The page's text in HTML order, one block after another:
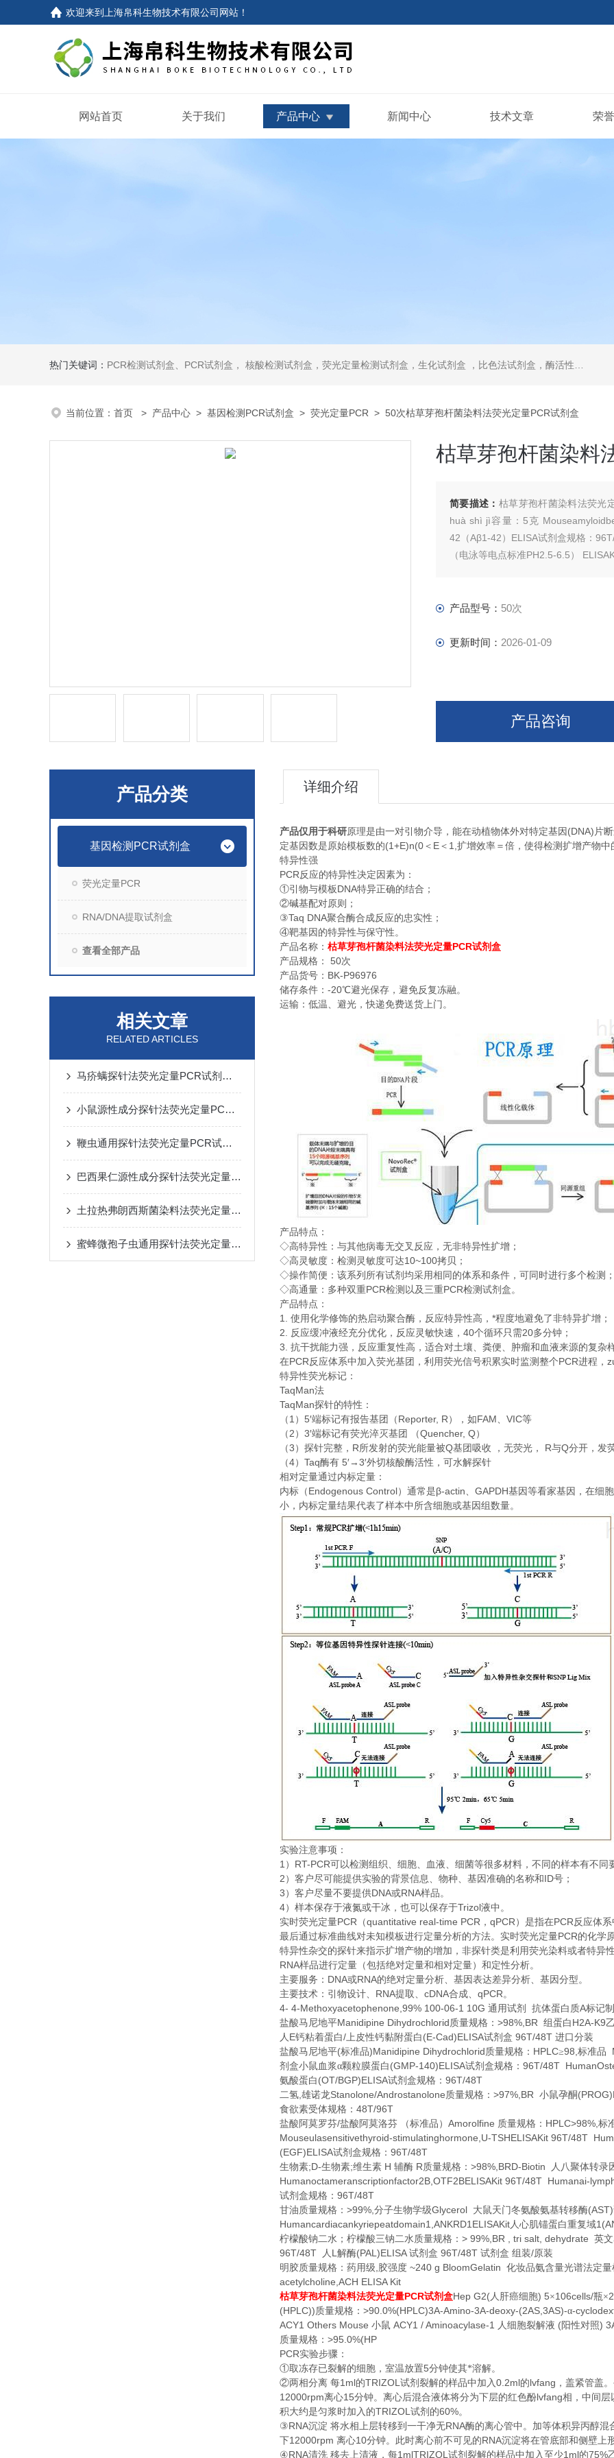
欢迎来到 上海帛科生物技术有限公司网站 ！
网站首页 关于我们 产品中心 新闻中心 技术文章 荣
热门关键词： PCR检测试剂盒、PCR试剂盒， 核酸检测试剂盒，荧光定量检测试剂盒，生化试剂盒 ，比色法试剂盒，酶活性检测试剂盒，ELISA试剂盒，酶联免疫检测试剂盒，试剂盒，ELISA试剂盒，抗体，重组蛋白，分光光度法检测试剂盒，细胞株，原代细胞，细胞培养基，标准溶液产品。代理并销售进口SIGMA试剂、abcam抗体、R&D抗体、CST抗体、ATCC细胞、BD公司、GE公司公司产品。
当前位置： 首页 > 产品中心 > 基因检测PCR试剂盒 > 荧光定量PCR > 50次枯草芽孢杆菌染料法荧光定量PCR试剂盒
枯草芽孢杆菌染料
简要描述： 枯草芽孢杆菌染料法荧光
huà shì jì容量：5克
42（Aβ1-42）ELISA试剂盒规格：
（电泳等电点标准PH2.5-6.5）
产品型号： 50次
更新时间： 2026-01-09
产品咨询
产品分类
基因检测PCR试剂盒
荧光定量PCR
RNA/DNA提取试剂盒
查看全部产品
相关文章
RELATED ARTICLES
马疥螨探针法荧光定量PCR试剂盒反应流程常规程序
小鼠源性成分探针法荧光定量PCR试剂盒实验注意事项
鞭虫通用探针法荧光定量PCR试剂盒实验规则
巴西果仁源性成分探针法荧光定量PCR试剂盒​使用方法
土拉热弗朗西斯菌染料法荧光定量PCR试剂盒实验注意事项
蜜蜂微孢子虫通用探针法荧光定量PCR试剂盒注意事项
详细介绍
产品仅用于科研原理是由一对引物介导，能在动植物体外对特定基因 (DNA) 片
定基因数是原始模板数的(1+E)n(0 ＜ E ＜ 1, 扩增效率＝倍，使得检测扩增产物
特异性强
PCR反应的特异性决定因素为：
①引物与模板 DNA特异正确的结合；
②碱基配对原则；
③Taq DNA聚合酶合成反应的忠实性；
④靶基因的特异性与保守性。
产品名称： 枯草芽孢杆菌染料法荧光定量PCR试剂盒
产品规格：
50次
产品货号： BK-P96976
储存条件： -20℃避光保存，避免反复冻融。
运输：低温、避光，快递免费送货上门。
产品特点：
◇高特异性：与其他病毒无交叉反应，无非特异性扩增；
◇高灵敏度：检测灵敏度可达10~100拷贝；
◇操作简便：该系列所有试剂均采用相同的体系和条件，可同时进行多个检测
◇高通量：多种双重PCR检测以及三重PCR检测试剂盒。
产品特点：
1. 使用化学修饰的热启动聚合酶，反应特异性高， *程度地避免了非特异扩增；
2. 反应缓冲液经充分优化，反应灵敏快速， 40个循环只需20多分钟；
3. 抗干扰能力强，反应重复性高，适合对土壤、粪便、肿瘤和血液来源的复杂
在PCR反应体系中加入荧光基团，利用荧光信号积累实时监测整个PCR进程，
特异性荧光标记：
TaqMan法
TaqMan探针的特性：
（ 1 ） 5′端标记有报告基团（ Reporter, R ），如FAM、 VIC等
（ 2 ） 3′端标记有荧光淬灭基团 （Quencher, Q）
（3 ）探针完整， R所发射的荧光能量被Q基团吸收 ，无荧光， R与Q分开，发
（4） Taq酶有 5′→3′外切核酸酶活性，可水解探针
相对定量通过内标定量：
内标（ Endogenous Control）通常是β-actin、 GAPDH基因等看家基因，在细
小，内标定量结果代表了样本中所含细胞或基因组数量。
实验注意事项：
1 ） RT-PCR可以检测组织、细胞、血液、细菌等很多材料，不同的样本有不
2 ）客户尽可能提供实验的背景信息、物种、基因准确的名称和 ID号；
3 ）客户尽量不要提供DNA或RNA样品。
4）样本保存于液氮或干冰，也可以保存于Trizol液中。
实时荧光定量PCR （quantitative real-time PCR ， qPCR ）是指在PCR反应体
最后通过标准曲线对未知模板进行定量分析的方法。实时荧光定量PCR的化学
特异性杂交的探针来指示扩增产物的增加，非探针类是利用荧光染料或者特异
RNA样品进行定量（包括绝对定量和相对定量）和定性分析。
主要服务： DNA或RNA的绝对定量分析、基因表达差异分析、基因分型。
主要技术：引物设计、 RNA提取、 cDNA合成、 qPCR。
4- 4-Methoxyacetophenone,99% 100-06-1 10G 通用试剂 抗体蛋白质A标记
盐酸马尼地平Manidipine Dihydrochlorid质量规格： >98%,BR 组蛋白 H2A-K9
人 E钙粘着蛋白/上皮性钙黏附蛋白 (E-Cad)ELISA试剂盒 96T/48T 进口分装
盐酸马尼地平(标准品)Manidipine Dihydrochlorid质量规格： HPLC≥98, 标准品
剂盒小鼠血浆α颗粒膜蛋白 (GMP-140)ELISA试剂盒规格： 96T/48T
氨酸蛋白 (OT/BGP)ELISA试剂盒规格： 96T/48T
二氢 雄诺龙Stanolone/Androstanolone质量规格： >97%,BR 小鼠孕酮
食欲素受体规格： 48T/96T
盐酸阿莫罗芬/盐酸阿莫洛芬 （标准品） Amorolfine 质量规格： HPLC>98%, 标
Mouseulasensitivethyroid-stimulatinghormone,U-TSHELISAKit 96T/48T
(EGF)ELISA试剂盒规格： 96T/48T
生物素;D-生物素;维生素 H 辅酶 R质量规格： >98%,BRD-Biotin 人八聚体转录
Humanoctameranscriptionfactor2B,OTF2BELISAKit 96T/48T Humanai-
试剂盒规格： 96T/48T
甘油质量规格： >99%, 分子生物学级Glycerol 大鼠天门冬氨酸氨基转移酶(AST)
Humancardiacankyriepeatdomain1,ANKRD1ELISAKit人心肌锚蛋白重复域
柠檬酸钠二水；柠檬酸三钠二水质量规格： > 99%,BR , tri salt, dehydrate 英
96T/48T 人 L 解酶(PAL)ELISA 试剂盒 96T/48T 试剂盒 组装/原装
明胶质量规格：药用级 胶强度 ~240 g BloomGelatin 化妆品氨含量光谱法定
acetylcholine,ACH ELISA Kit
枯草芽孢杆菌染料法荧光定量PCR试剂盒Hep G2(人肝癌细胞) 5×106cells/瓶×
(HPLC))质量规格： >90.0%(HPLC)3A-Amino-3A-deoxy-(2AS,3AS)-α-
ACY1 Others Mouse 小鼠 ACY1 / Aminoacylase-1 人细胞裂解液 (阳性对照)
质量规格： >95.0%(HP
PCR实验步骤：
①取冻存已裂解的细胞，室温放置5分钟使其*溶解。
②两相分离 每1ml的TRIZOL 试剂裂解的样品中加入0.2ml的lvfang ，盖紧管盖
12000rpm离心15分钟。离心后混合液体将分为下层的红色酚lvfang相，中间层
积大约是匀浆时加入的TRIZOL 试剂的60%。
③RNA沉淀 将水相上层转移到一干净无RNA酶的离心管中。加等体积异丙醇混
下12000rpm 离心10分钟。此时离心前不可见的RNA沉淀将在管底部和侧壁上
④RNA清洗 移去上清液，每1mlTRIZOL 试剂裂解的样品中加入至少1ml的75%